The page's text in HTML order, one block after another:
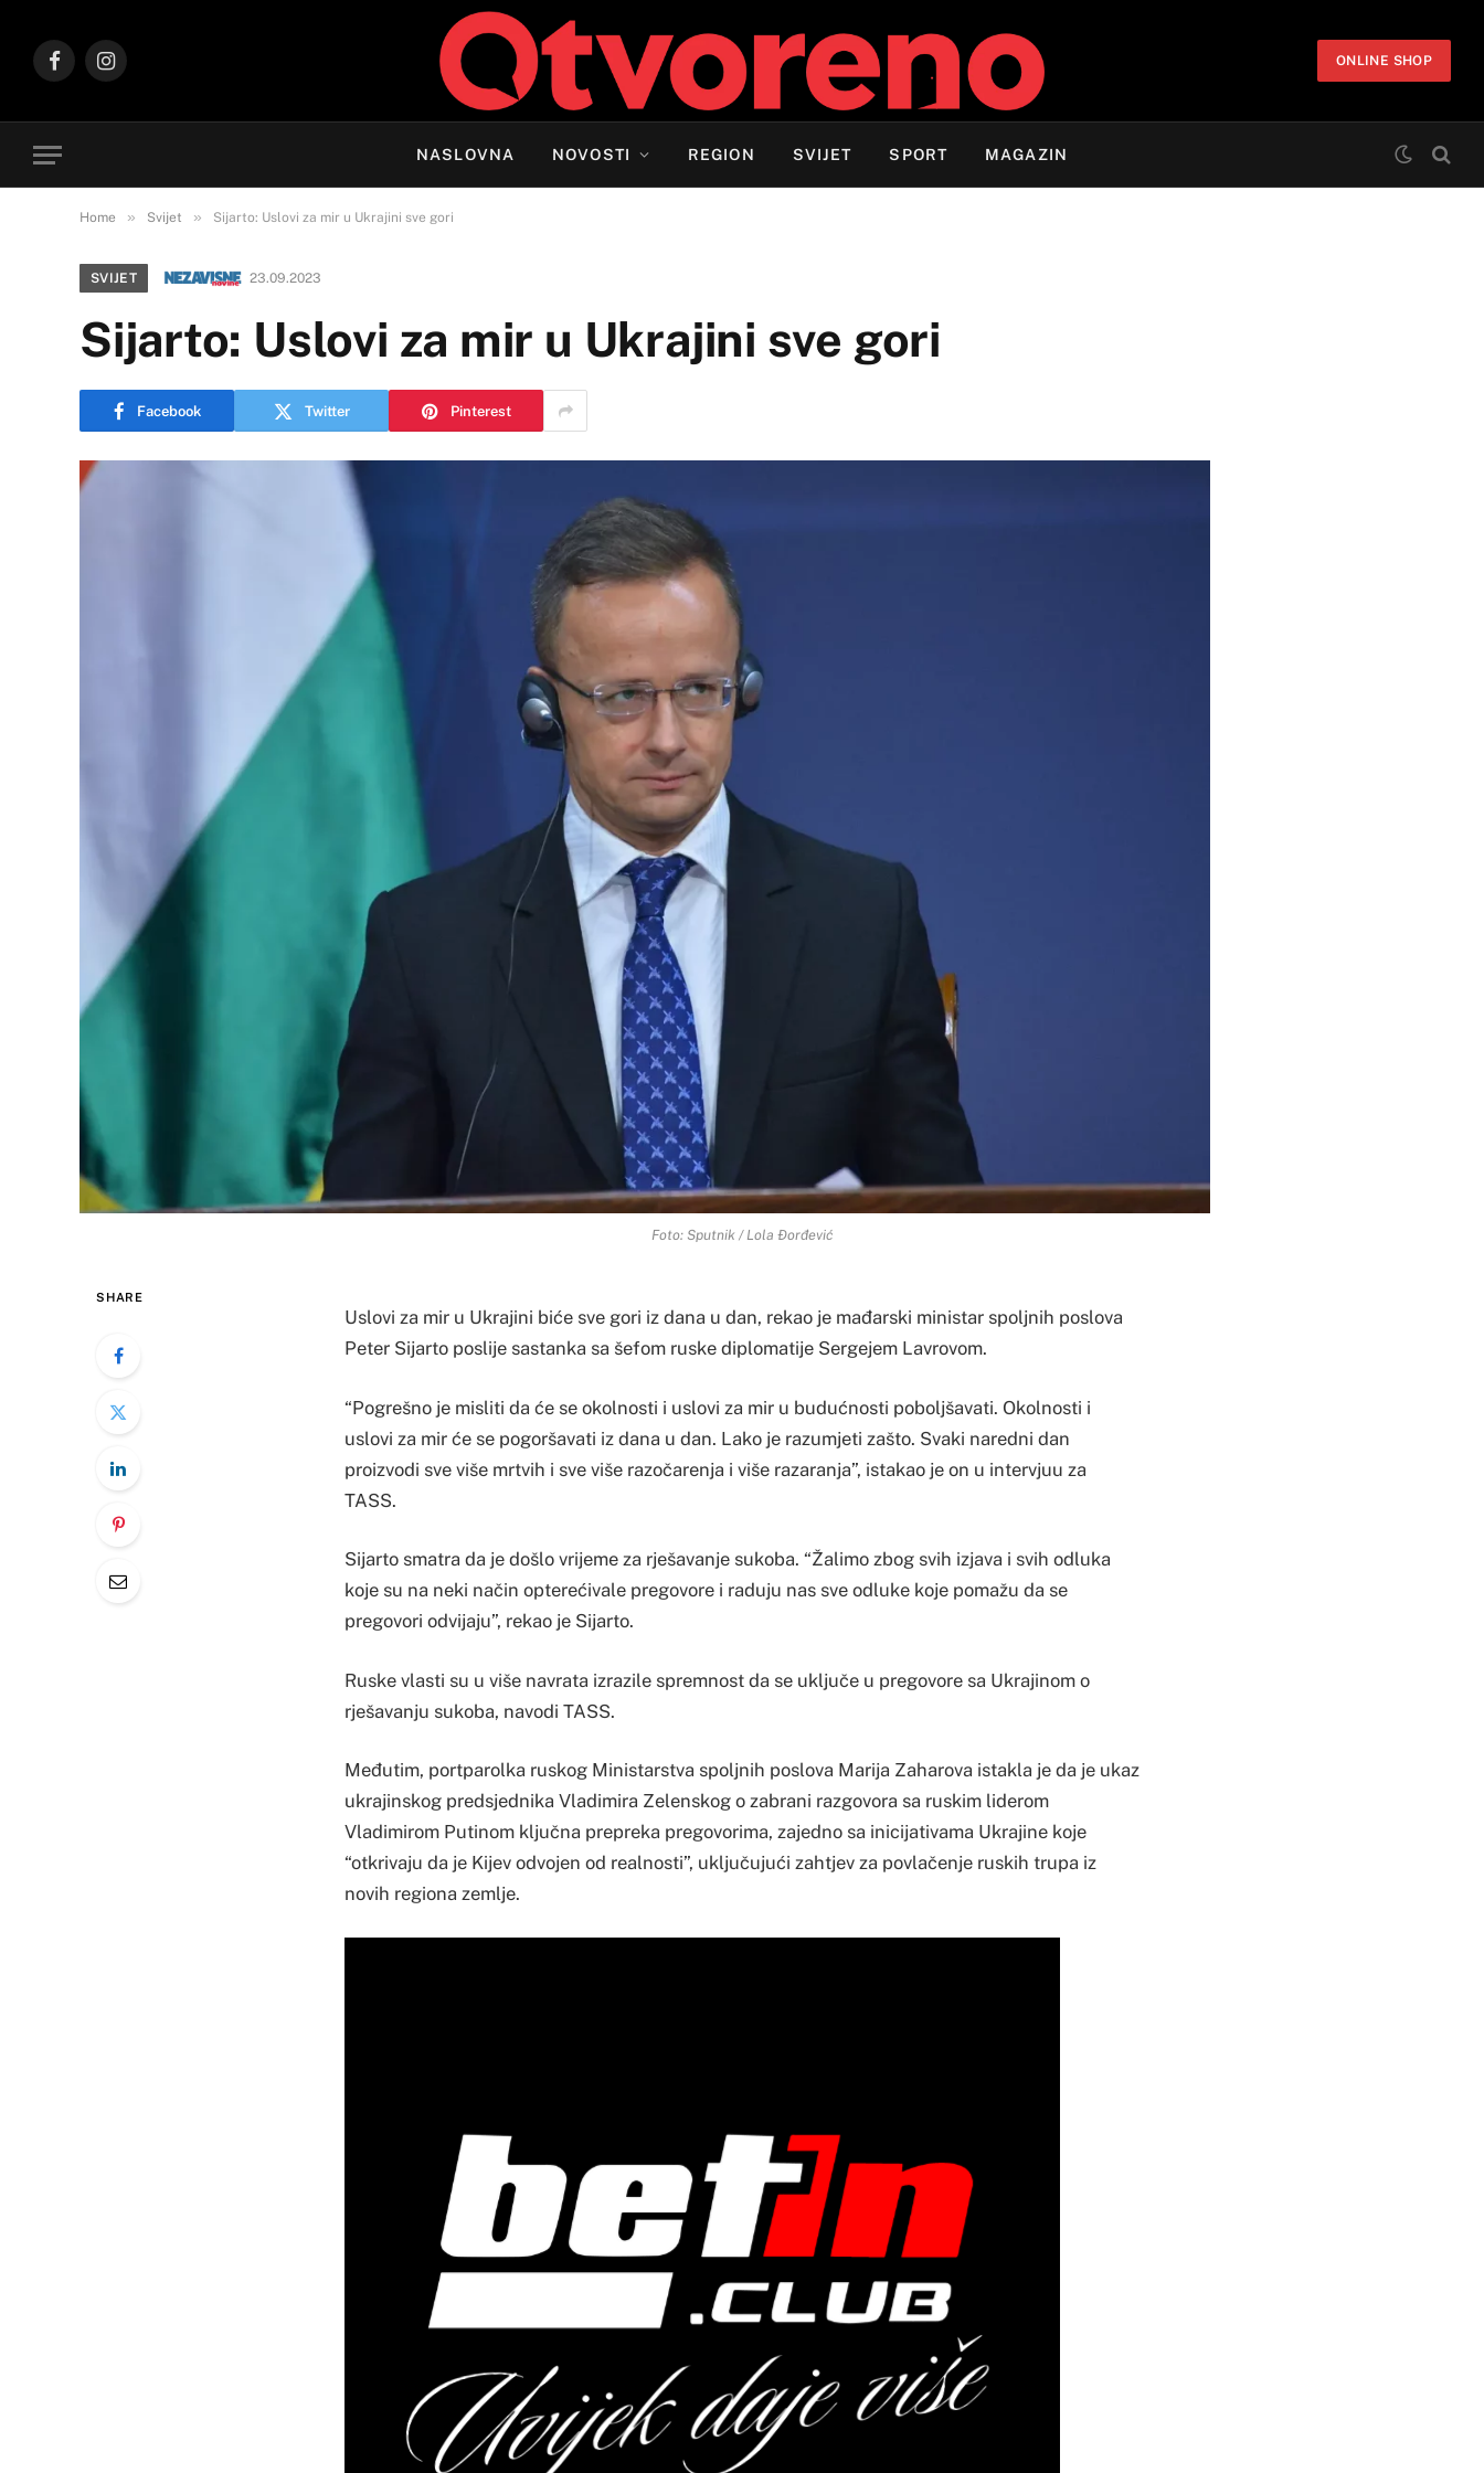
FacebookInstagram
ONLINE SHOP
NASLOVNA NOVOSTI REGION SVIJET SPORT MAGAZIN
Home » Svijet » Sijarto: Uslovi za mir u Ukrajini sve gori
SVIJET 23.09.2023
Sijarto: Uslovi za mir u Ukrajini sve gori
Facebook Twitter Pinterest
Foto: Sputnik / Lola Đorđević
SHARE
Uslovi za mir u Ukrajini biće sve gori iz dana u dan, rekao je mađarski ministar spoljnih poslova
Peter Sijarto poslije sastanka sa šefom ruske diplomatije Sergejem Lavrovom.
“Pogrešno je misliti da će se okolnosti i uslovi za mir u budućnosti poboljšavati. Okolnosti i
uslovi za mir će se pogoršavati iz dana u dan. Lako je razumjeti zašto. Svaki naredni dan
proizvodi sve više mrtvih i sve više razočarenja i više razaranja”, istakao je on u intervjuu za
TASS.
Sijarto smatra da je došlo vrijeme za rješavanje sukoba. “Žalimo zbog svih izjava i svih odluka
koje su na neki način opterećivale pregovore i raduju nas sve odluke koje pomažu da se
pregovori odvijaju”, rekao je Sijarto.
Ruske vlasti su u više navrata izrazile spremnost da se uključe u pregovore sa Ukrajinom o
rješavanju sukoba, navodi TASS.
Međutim, portparolka ruskog Ministarstva spoljnih poslova Marija Zaharova istakla je da je ukaz
ukrajinskog predsjednika Vladimira Zelenskog o zabrani razgovora sa ruskim liderom
Vladimirom Putinom ključna prepreka pregovorima, zajedno sa inicijativama Ukrajine koje
“otkrivaju da je Kijev odvojen od realnosti”, uključujući zahtjev za povlačenje ruskih trupa iz
novih regiona zemlje.